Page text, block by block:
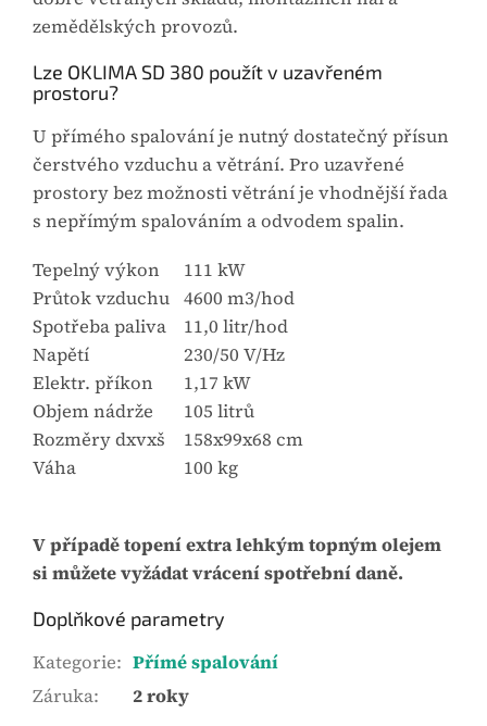
zemědělských provozů.
Lze OKLIMA SD 380 použít v uzavřeném
prostoru?
U přímého spalování je nutný dostatečný přísun
čerstvého vzduchu a větrání. Pro uzavřené
prostory bez možnosti větrání je vhodnější řada
s nepřímým spalováním a odvodem spalin.
Tepelný výkon
111 kW
Průtok vzduchu 4600 m3/hod
Spotřeba paliva
11,0 litr/hod
Napětí
230/50 V/Hz
Elektr. příkon
1,17 kW
Objem nádrže
105 litrů
Rozměry dxvxš
158x99x68 cm
Váha
100 kg
V případě topení extra lehkým topným olejem
si můžete vyžádat vrácení spotřební daně.
Doplňkové parametry
Kategorie: Přímé spalování
Záruka: 2 roky